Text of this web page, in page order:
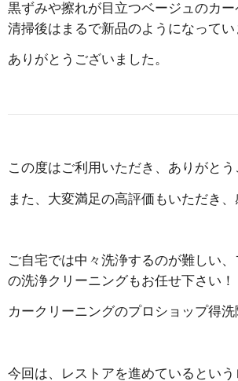
黒ずみや擦れが目立つベージュのカー
清掃後はまるで新品のようになってい
ありがとうございました。
この度はご利用いただき、ありがとう
また、大変満足の高評価もいただき、
ご自宅では中々洗浄するのが難しい
の洗浄クリーニングもお任せ下さい！
カークリーニングのプロショップ得洗
今回は、レストアを進めているとい